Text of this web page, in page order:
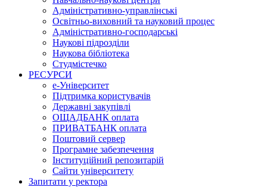
Адміністративно-управлінські
Освітньо-виховний та науковий процес
Адміністративно-господарські
Наукові підрозділи
Наукова бібліотека
Студмістечко
РЕСУРСИ
е-Університет
Підтримка користувачів
Державні закупівлі
ОЩАДБАНК оплата
ПРИВАТБАНК оплата
Поштовий сервер
Програмне забезпечення
Інституційний репозитарій
Сайти університету
Запитати у ректора